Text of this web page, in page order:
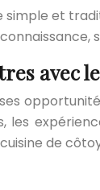
simple et
avec
de